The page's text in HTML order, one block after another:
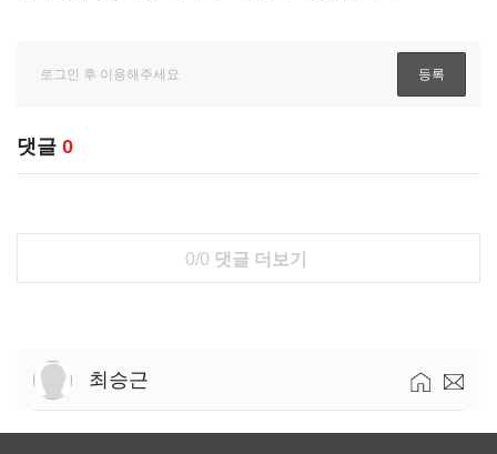
댓글 0
0/0 댓글 더보기
최승근